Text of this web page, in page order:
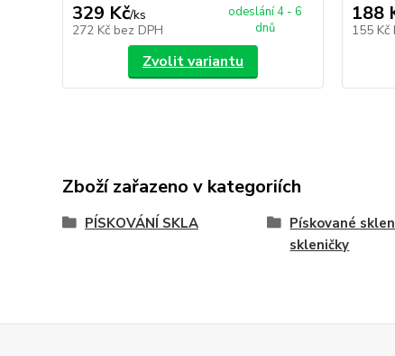
329 Kč/ks
272 Kč bez DPH
odeslání 4 - 6
dnů
Zvolit variantu
188
155 Kč
Zboží zařazeno v kategoriích
PÍSKOVÁNÍ SKLA
Pískované
skleničky